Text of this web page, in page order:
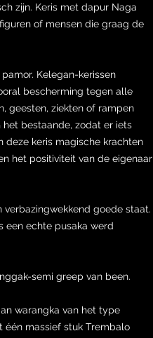
zijn. Keris met dapur Naga
of mensen die graag de
Kelegan-kerissen
bescherming tegen alle
geesten, ziekten of rampen
bestaande, zodat er iets
deze keris magische krachten
het positiviteit van de eigenaar
goede staat.
een echte pusaka werd
semi greep van been.
warangka van het type
één massief stuk Trembalo